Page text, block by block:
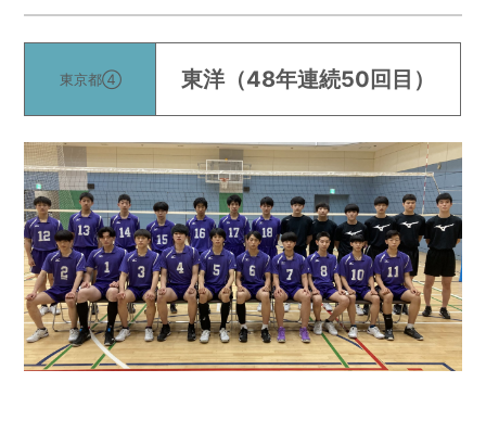
東京都④ 東洋（48年連続50回目）